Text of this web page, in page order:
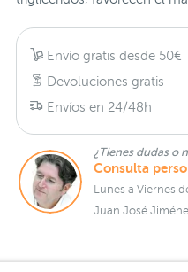
Envío gratis desde 50€
Devoluciones gratis
Envíos en 24/48h
¿Tienes dudas o
Consulta
Lunes a Viernes
Juan José